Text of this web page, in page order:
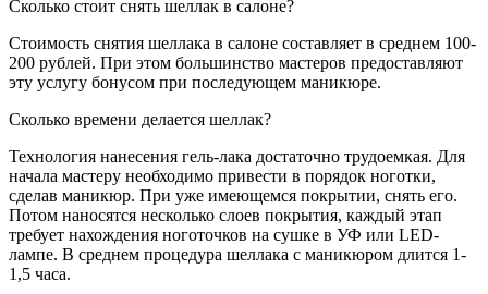
Сколько стоит снять шеллак в салоне?
Стоимость снятия шеллака в салоне составляет в среднем 100-
200 рублей. При этом большинство мастеров предоставляют
эту услугу бонусом при последующем маникюре.
Сколько времени делается шеллак?
Технология нанесения гель-лака достаточно трудоемкая. Для
начала мастеру необходимо привести в порядок ноготки,
сделав маникюр. При уже имеющемся покрытии, снять его.
Потом наносятся несколько слоев покрытия, каждый этап
требует нахождения ноготочков на сушке в УФ или LED-
лампе. В среднем процедура шеллака с маникюром длится 1-
1,5 часа.